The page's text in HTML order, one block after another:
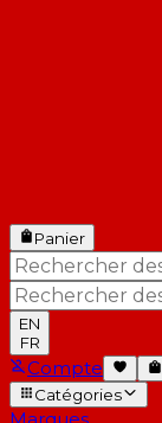
Panier
EN
FR
Compte
Catégories